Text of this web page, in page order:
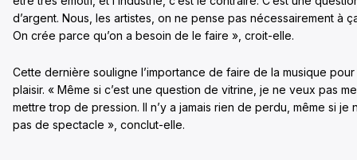
d’argent. Nous, les artistes, on ne pense pas nécessairement à
On crée parce qu’on a besoin de le faire », croit-elle.
Cette dernière souligne l’importance de faire de la musique
plaisir. « Même si c’est une question de vitrine, je ne veux pas me
mettre trop de pression. Il n’y a jamais rien de perdu, même si je
pas de spectacle », conclut-elle.